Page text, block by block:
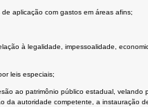
aplicação com gastos em áreas afins;
à legalidade, impessoalidade,
leis especiais;
ao patrimônio público estadual,
autoridade competente, a instauração